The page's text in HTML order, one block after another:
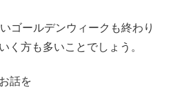
ゴールデンウィークも終わり
く方も多いことでしょう。
話を